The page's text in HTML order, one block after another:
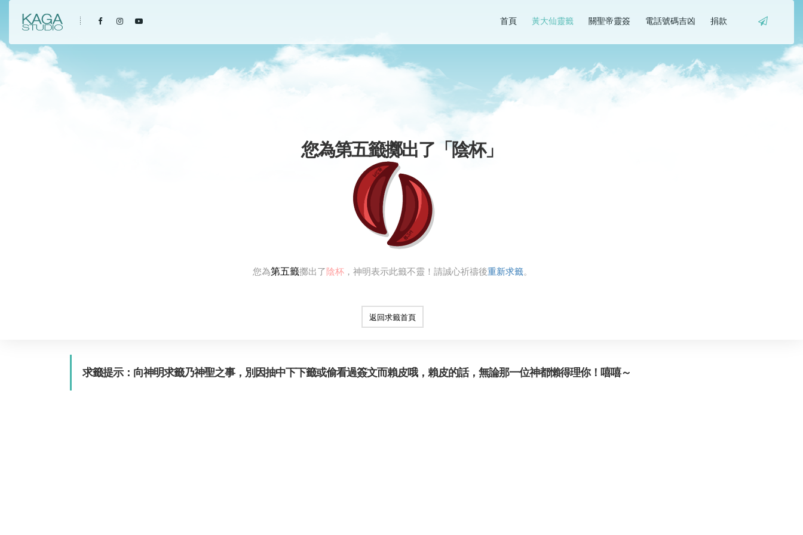
首頁 黃大仙靈籤 關聖帝靈簽 電話號碼吉凶 捐款
您為第五籤擲出了「陰杯」
您為第五籤擲出了陰杯 ，神明表示此籤不靈！請誠心祈禱後重新求籤。
返回求籤首頁
求籤提示：向神明求籤乃神聖之事，別因抽中下下籤或偷看過簽文而賴皮哦，賴皮的話，無論那一位神都懶得理你！嘻嘻～